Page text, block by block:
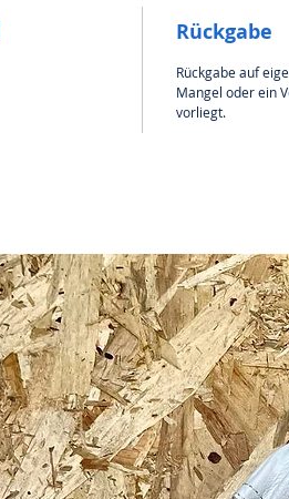
Rückgabe
Rückgabe auf
Mangel oder ein
vorliegt.